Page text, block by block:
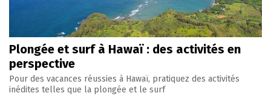
Plongée et surf à Hawaï : des activités en
perspective
Pour des vacances réussies à Hawaï, pratiquez des activités
inédites telles que la plongée et le surf